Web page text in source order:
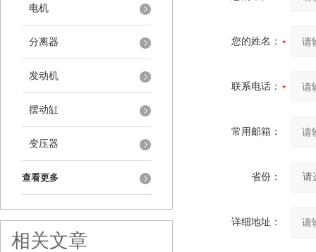
电机
分离器
发动机
摆动缸
变压器
查看更多
相关文章
您的姓名：
联系电话：
常用邮箱：
省份：
详细地址：